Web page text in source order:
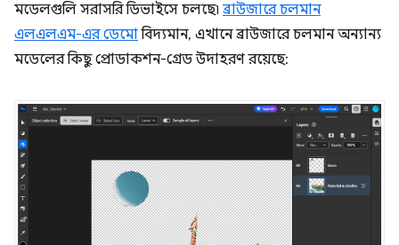
মডেলগুলি সরাসরি ডিভাইসে চলছে৷ ব্রাউজারে চলমান
এলএলএম-এর ডেমোবিদ্যমান, এখানে ব্রাউজারে চলমান অন্যান্য
মডেলের কিছু প্রোডাকশন-গ্রেড উদাহরণ রয়েছে: